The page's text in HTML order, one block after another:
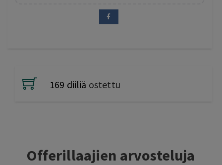
169 diiliä ostettu
Offerillaajien arvosteluja